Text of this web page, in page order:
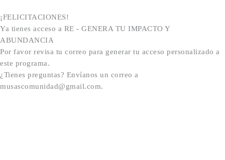
¡FELICITACIONES!
Ya tienes acceso a RE - GENERA TU IMPACTO Y
ABUNDANCIA
Por favor revisa tu correo para generar tu acceso personalizado a
este programa.
¿Tienes preguntas? Envíanos un correo a
musascomunidad@gmail.com.